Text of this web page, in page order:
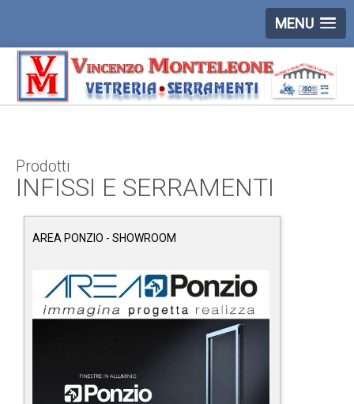
MENU
Prodotti
INFISSI E SERRAMENTI
AREA PONZIO - SHOWROOM